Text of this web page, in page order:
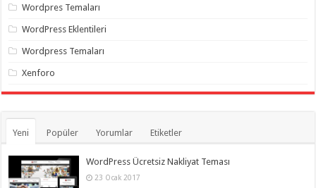
Wordpres Temaları
WordPress Eklentileri
Wordpress Temaları
Xenforo
Yeni Popüler Yorumlar Etiketler
WordPress Ücretsiz Nakliyat Teması
23 Ocak 2017